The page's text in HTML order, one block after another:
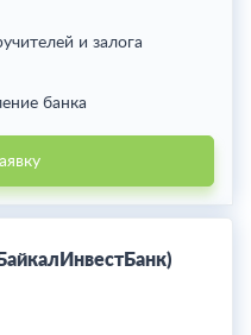
и залога
банка